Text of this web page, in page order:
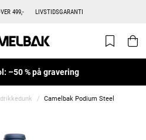
499,- LIVSTIDSGARANTI
–50 % på gravering
Camelbak Podium Steel